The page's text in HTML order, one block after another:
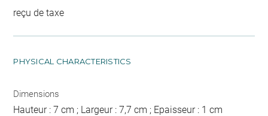
reçu de taxe
PHYSICAL CHARACTERISTICS
Dimensions
Hauteur : 7 cm ; Largeur : 7,7 cm ; Epaisseur : 1 cm